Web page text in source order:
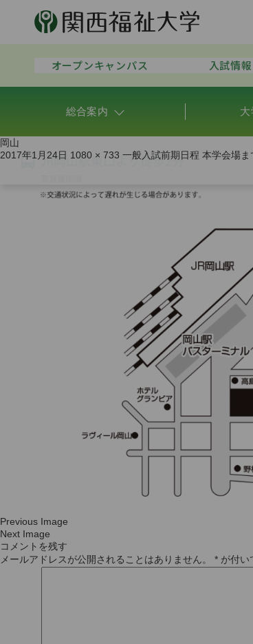
オープンキャンパス 入試情報
総合案内 大
岡山
2017年1月24日 1080 × 733 一般入試前期日程 本学会場
Previous Image
Next Image
コメントを残す
メールアドレスが公開されることはありません。
* が付い